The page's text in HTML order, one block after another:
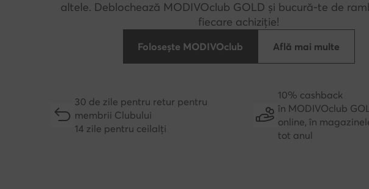
altele. Deblochează MODIVOclub GOLD și bucură-te de
fiecare achiziție!
Folosește MODIVOclub Află mai multe
30 de zile pentru retur pentru
membrii Clubului
14 zile pentru ceilalți
10% cashback
în MODIVOclub
online, în
tot anul